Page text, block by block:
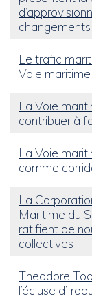
Le trafic
Voie
La Voie
contribuer à
La Voie
comme
La
Maritime du
ratifient de
collectives
Theodore
l’écluse